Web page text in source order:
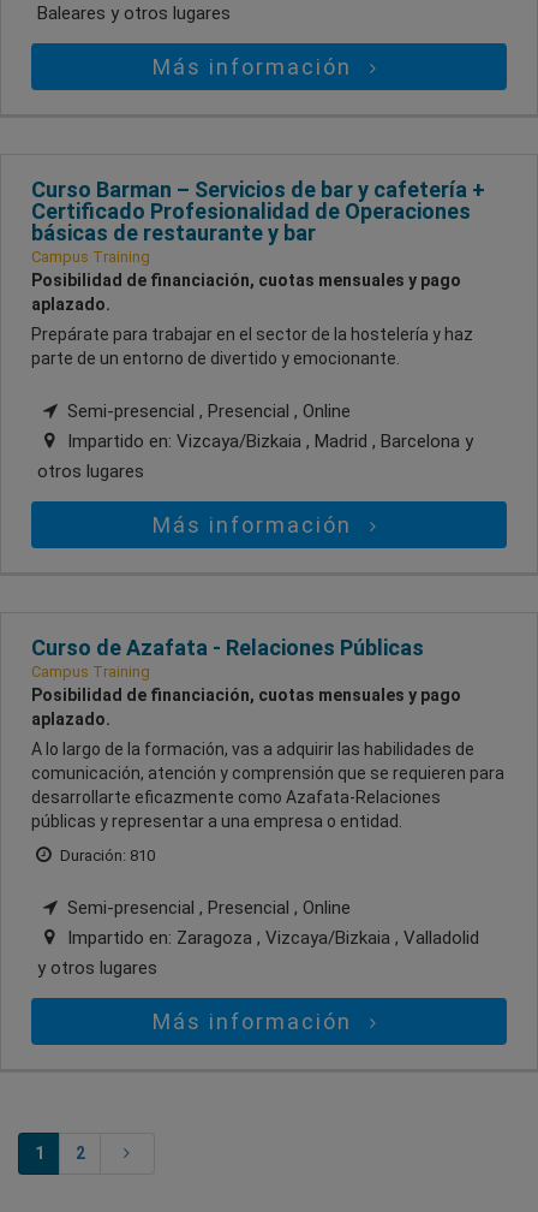
Baleares y otros lugares
Más información
Curso Barman – Servicios de bar y cafetería +
Certificado Profesionalidad de Operaciones
básicas de restaurante y bar
Campus Training
Posibilidad de financiación, cuotas mensuales y pago
aplazado.
Prepárate para trabajar en el sector de la hostelería y haz
parte de un entorno de divertido y emocionante.
Semi-presencial , Presencial , Online
Impartido en: Vizcaya/Bizkaia , Madrid , Barcelona y
otros lugares
Más información
Curso de Azafata - Relaciones Públicas
Campus Training
Posibilidad de financiación, cuotas mensuales y pago
aplazado.
A lo largo de la formación, vas a adquirir las habilidades de
comunicación, atención y comprensión que se requieren para
desarrollarte eficazmente como Azafata-Relaciones
públicas y representar a una empresa o entidad.
Duración: 810
Semi-presencial , Presencial , Online
Impartido en: Zaragoza , Vizcaya/Bizkaia , Valladolid
y otros lugares
Más información
1 2